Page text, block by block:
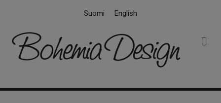
Suomi English
k